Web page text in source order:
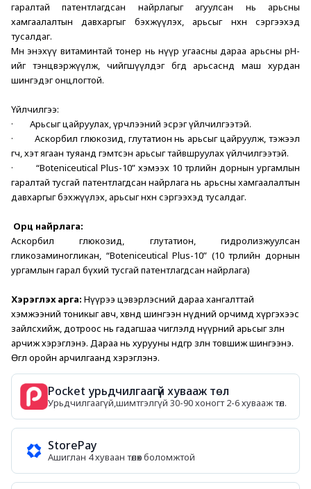
гаралтай патентлагдсан найрлагыг агуулсан нь арьсны
хамгаалалтын давхаргыг бэхжүүлэх, арьсыг нөхөн сэргээхэд
тусалдаг.
Мөн энэхүү витаминтай тонер нь нүүр угаасны дараа арьсны pH-
ийг тэнцвэржүүлж, чийгшүүлдэг бөгөөд арьсаснд маш хурдан
шингэдэг онцлогтой.
Үйлчилгээ:
·        Арьсыг цайруулах, үрчлээний эсрэг үйлчилгээтэй.
·        Аскорбил глюкозид, глутатион нь арьсыг цайруулж, тэжээл
өгч, хэт ягаан туяанд гэмтсэн арьсыг тайвшруулах үйлчилгээтэй.
·        “Boteniceutical Plus-10” хэмээх 10 төрлийн дорнын ургамлын
гаралтай тусгай патентлагдсан найрлага нь арьсны хамгаалалтын
давхаргыг бэхжүүлэх, арьсыг нөхөн сэргээхэд тусалдаг.
Орц найрлага:
Аскорбил глюкозид, глутатион, гидролизжуулсан
гликозаминогликан, “Boteniceutical Plus-10” (10 төрлийн дорнын
ургамлын гарал бүхий тусгай патентлагдсан найрлага)
Хэрэглэх арга: Нүүрээ цэвэрлэсний дараа хангалттай
хэмжээний тоникыг авч, хөвөнд шингээн нүдний орчимд хүргэхээс
зайлсхийж, дотроос нь гадагшаа чиглэлд нүүрний арьсыг зөөлөн
арчиж хэрэглэнэ. Дараа нь хурууны өндгөөр зөөлөн товшиж шингээнэ.
Өглөө оройн арчилгаанд хэрэглэнэ.
Pocket урьдчилгаагүй хувааж төл
Урьдчилгаагүй,шимтгэлгүй 30-90 хоногт 2-6 хувааж төл.
StorePay
Ашиглан 4 хуваан төлөх боломжтой